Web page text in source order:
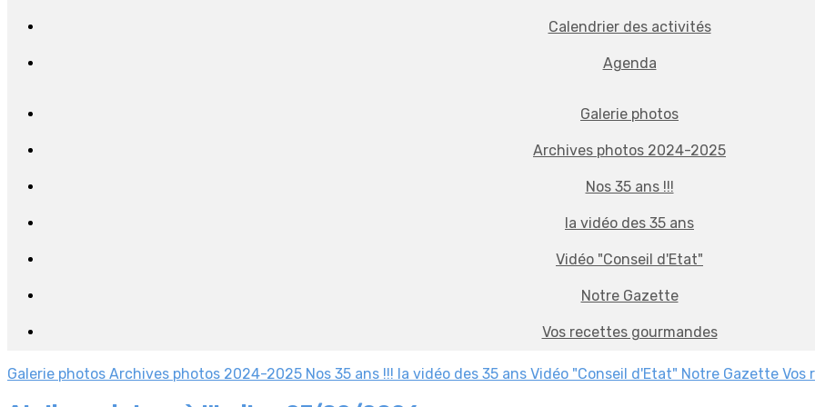
Calendrier des activités
Agenda
Galerie photos
Archives photos 2024-2025
Nos 35 ans !!!
la vidéo des 35 ans
Vidéo "Conseil d'Etat"
Notre Gazette
Vos recettes gourmandes
Galerie photos Archives photos 2024-2025 Nos 35 ans !!! la vidéo des 35 ans Vidéo "Conseil d'Etat" Notre Gazette Vos